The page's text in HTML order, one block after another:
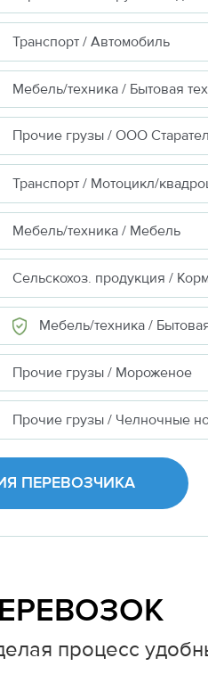
Транспорт / Автомобиль
Мебель/техника / Бытовая
Прочие грузы / ООО
Транспорт / Мотоцикл/
Мебель/техника / Мебель
Мебель/техника / Бытовая
Прочие грузы / Мороженое
Прочие грузы / Челночные
ПЕРЕВОЗЧИКА
процесс